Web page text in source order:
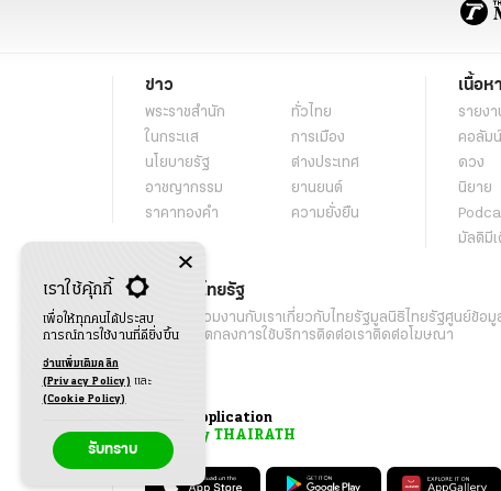
ข่าว
พระราชสำนัก
ทั่วไทย
ในกระแส
การเมือง
นโยบายรัฐ
ต่างประเทศ
อาชญากรรม
ยานยนต์
ราคาทองคำ
ความยั่งยืน
เนื้อห
รายง
คอลัมน์
ดวง
นิยาย
มัลติมี
เกี่ยวกับไทยรัฐ
กิจกรรม ร่วมงานกับเราเกี่ยวกับไทยรัฐมูลนิธิไทยรัฐศูนย์ข้อมู
เงื่อนไขข้อตกลงการใช้บริการติดต่อเราติดต่อโฆษณา
Application
My THAIRATH
เราใช้คุ้กกี้
เพื่อให้ทุกคนได้ประสบ
การณ์การใช้งานที่ดียิ่งขึ้น
อ่านเพิ่มเติมคลิก
(Privacy Policy) และ
(Cookie Policy)
รับทราบ